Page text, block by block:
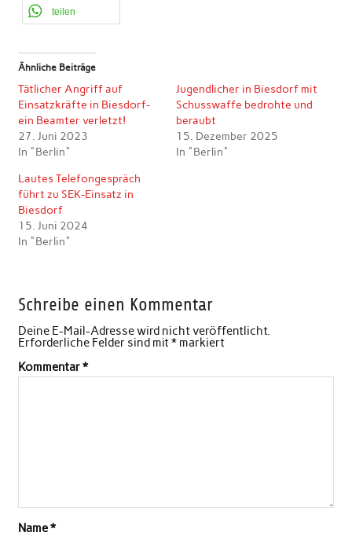
teilen
Ähnliche Beiträge
Tätlicher Angriff auf
Einsatzkräfte in Biesdorf-
ein Beamter verletzt!
27. Juni 2023
In "Berlin"
Jugendlicher in Biesdorf mit
Schusswaffe bedrohte und
beraubt
15. Dezember 2025
In "Berlin"
Lautes Telefongespräch
führt zu SEK-Einsatz in
Biesdorf
15. Juni 2024
In "Berlin"
Schreibe einen Kommentar
Deine E-Mail-Adresse wird nicht veröffentlicht.
Erforderliche Felder sind mit*markiert
Kommentar*
Name*